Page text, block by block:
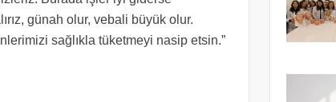
günah olur, vebali büyük olur.
sağlıkla tüketmeyi nasip etsin.”